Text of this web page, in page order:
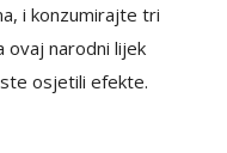
i konzumirajte tri
ovaj narodni lijek
osjetili efekte.